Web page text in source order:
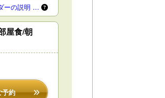
ーの説明 …
屋食/朝
約